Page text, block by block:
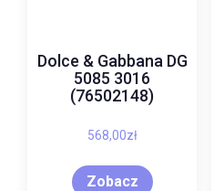
Dolce & Gabbana DG
5085 3016
(76502148)
568,00zł
Zobacz